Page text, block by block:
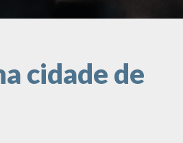
cidade de